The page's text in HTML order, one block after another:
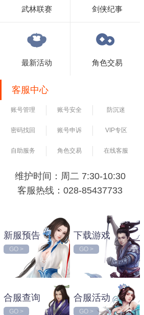
武林联赛 剑侠纪事
最新活动 角色交易
客服中心
账号管理 账号安全 防沉迷
密码找回 账号申诉 VIP专区
自助服务 角色交易 在线客服
维护时间：周二 7:30-10:30
客服热线：028-85437733
新服预告
GO >
下载游戏
GO >
合服查询
GO >
合服活动
GO >